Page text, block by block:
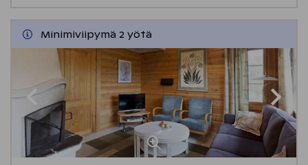
Minimiviipymä 2 yötä